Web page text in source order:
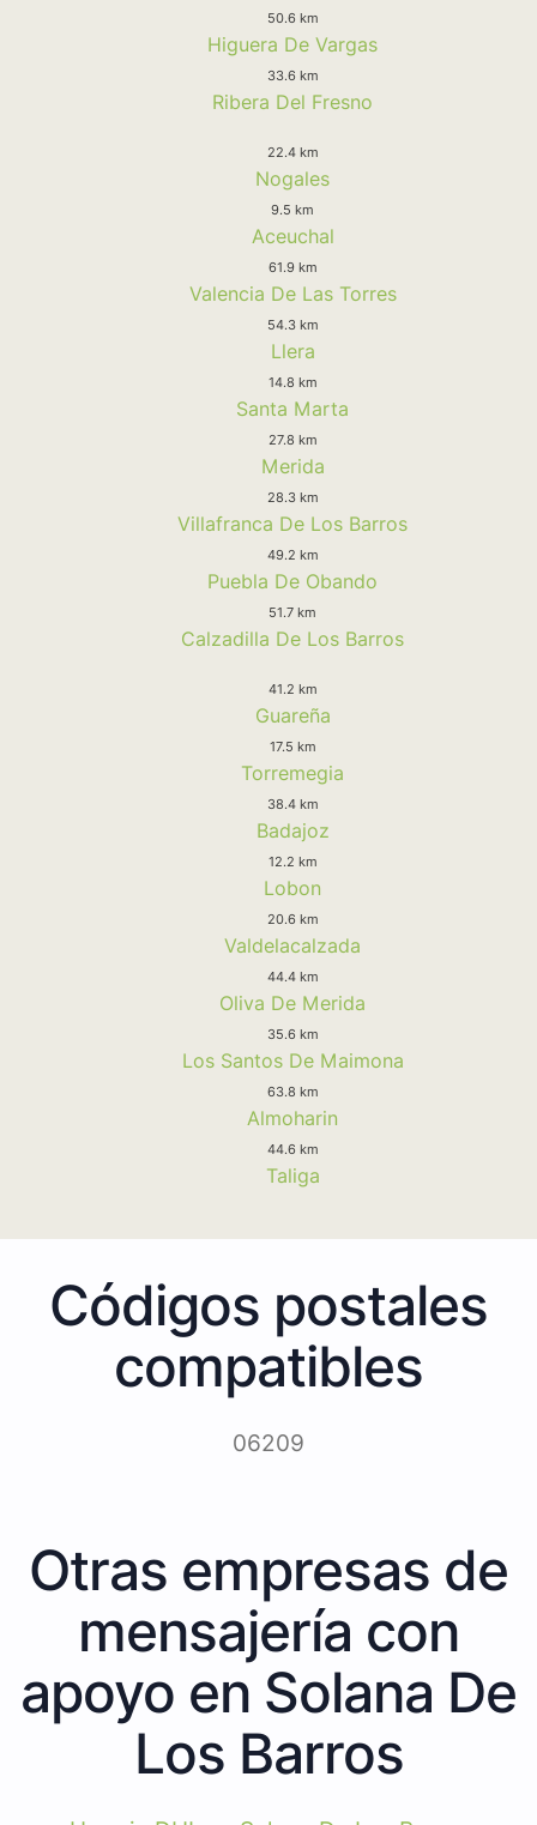
50.6 km
Higuera De Vargas
33.6 km
Ribera Del Fresno
22.4 km
Nogales
9.5 km
Aceuchal
61.9 km
Valencia De Las Torres
54.3 km
Llera
14.8 km
Santa Marta
27.8 km
Merida
28.3 km
Villafranca De Los Barros
49.2 km
Puebla De Obando
51.7 km
Calzadilla De Los Barros
41.2 km
Guareña
17.5 km
Torremegia
38.4 km
Badajoz
12.2 km
Lobon
20.6 km
Valdelacalzada
44.4 km
Oliva De Merida
35.6 km
Los Santos De Maimona
63.8 km
Almoharin
44.6 km
Taliga
Códigos postales
compatibles
06209
Otras empresas de
mensajería con
apoyo en Solana De
Los Barros